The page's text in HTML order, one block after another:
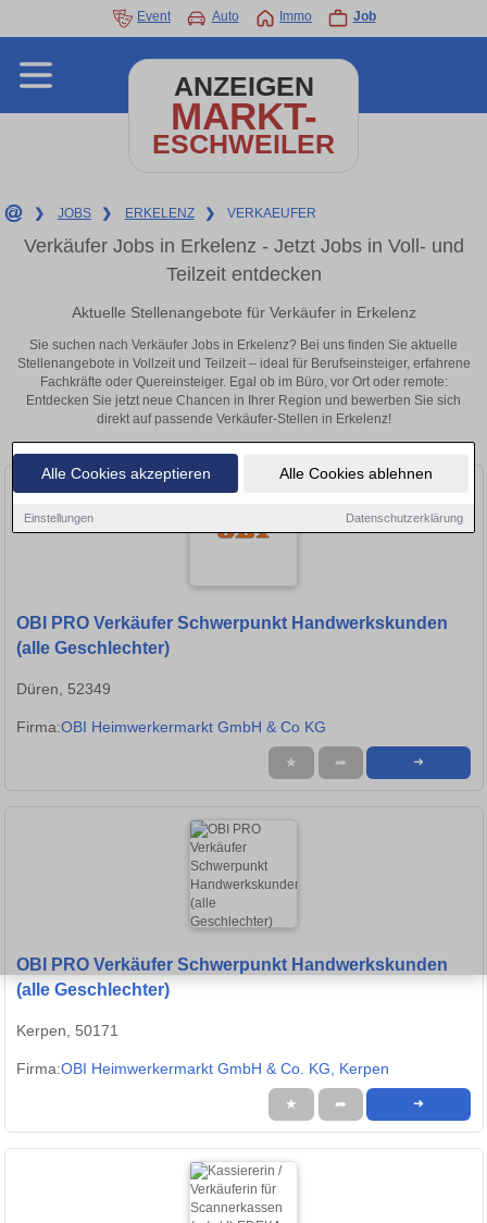
Alle Cookies akzeptieren Alle Cookies ablehnen
Einstellungen Datenschutzerklärung
Event Auto Immo Job
ANZEIGEN
MARKT-
ESCHWEILER
❯ JOBS ❯ ERKELENZ ❯ VERKAEUFER
Verkäufer Jobs in Erkelenz - Jetzt Jobs in Voll- und
Teilzeit entdecken
Aktuelle Stellenangebote für Verkäufer in Erkelenz
Sie suchen nach Verkäufer Jobs in Erkelenz? Bei uns finden Sie aktuelle
Stellenangebote in Vollzeit und Teilzeit – ideal für Berufseinsteiger, erfahrene
Fachkräfte oder Quereinsteiger. Egal ob im Büro, vor Ort oder remote:
Entdecken Sie jetzt neue Chancen in Ihrer Region und bewerben Sie sich
direkt auf passende Verkäufer-Stellen in Erkelenz!
OBI PRO Verkäufer Schwerpunkt Handwerkskunden
(alle Geschlechter)
Düren, 52349
Firma:OBI Heimwerkermarkt GmbH & Co KG
★ ➦ ➜
OBI PRO Verkäufer Schwerpunkt Handwerkskunden
(alle Geschlechter)
Kerpen, 50171
Firma:OBI Heimwerkermarkt GmbH & Co. KG, Kerpen
★ ➦ ➜